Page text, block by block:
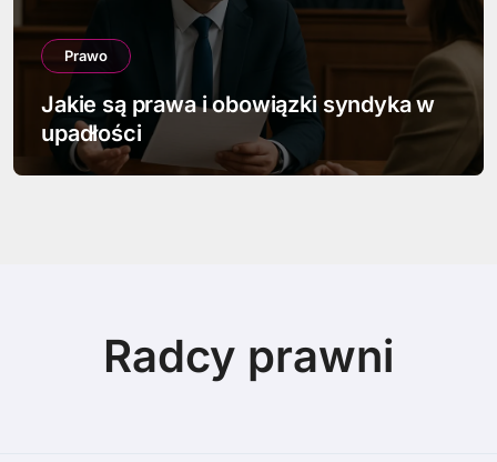
Prawo
Jak napisać pismo w sprawie
spadkowej
Radcy prawni